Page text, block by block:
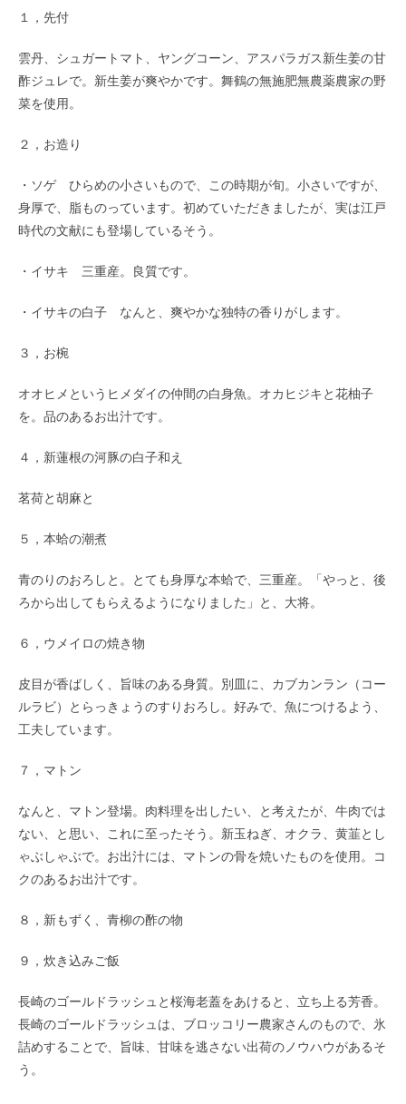
１，先付
雲丹、シュガートマト、ヤングコーン、アスパラガス新生姜の甘
酢ジュレで。新生姜が爽やかです。舞鶴の無施肥無農薬農家の野
菜を使用。
２，お造り
・ソゲ ひらめの小さいもので、この時期が旬。小さいですが、
身厚で、脂ものっています。初めていただきましたが、実は江戸
時代の文献にも登場しているそう。
・イサキ 三重産。良質です。
・イサキの白子 なんと、爽やかな独特の香りがします。
３，お椀
オオヒメというヒメダイの仲間の白身魚。オカヒジキと花柚子
を。品のあるお出汁です。
４，新蓮根の河豚の白子和え
茗荷と胡麻と
５，本蛤の潮煮
青のりのおろしと。とても身厚な本蛤で、三重産。「やっと、後
ろから出してもらえるようになりました」と、大将。
６，ウメイロの焼き物
皮目が香ばしく、旨味のある身質。別皿に、カブカンラン（コー
ルラビ）とらっきょうのすりおろし。好みで、魚につけるよう、
工夫しています。
７，マトン
なんと、マトン登場。肉料理を出したい、と考えたが、牛肉では
ない、と思い、これに至ったそう。新玉ねぎ、オクラ、黄韮とし
ゃぶしゃぶで。お出汁には、マトンの骨を焼いたものを使用。コ
クのあるお出汁です。
８，新もずく、青柳の酢の物
９，炊き込みご飯
長崎のゴールドラッシュと桜海老蓋をあけると、立ち上る芳香。
長崎のゴールドラッシュは、ブロッコリー農家さんのもので、氷
詰めすることで、旨味、甘味を逃さない出荷のノウハウがあるそ
う。